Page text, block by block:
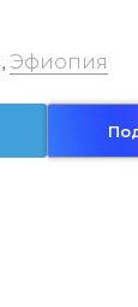
, Эфиопия